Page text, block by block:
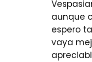
aunque
espero
vaya